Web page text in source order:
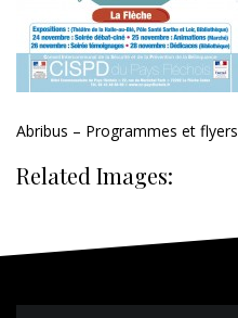
Abribus – Programmes et flyers
Related Images: